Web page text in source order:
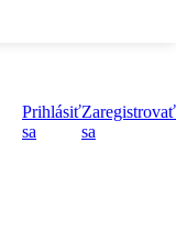
Prihlásiť
sa
Zaregistrovať
sa